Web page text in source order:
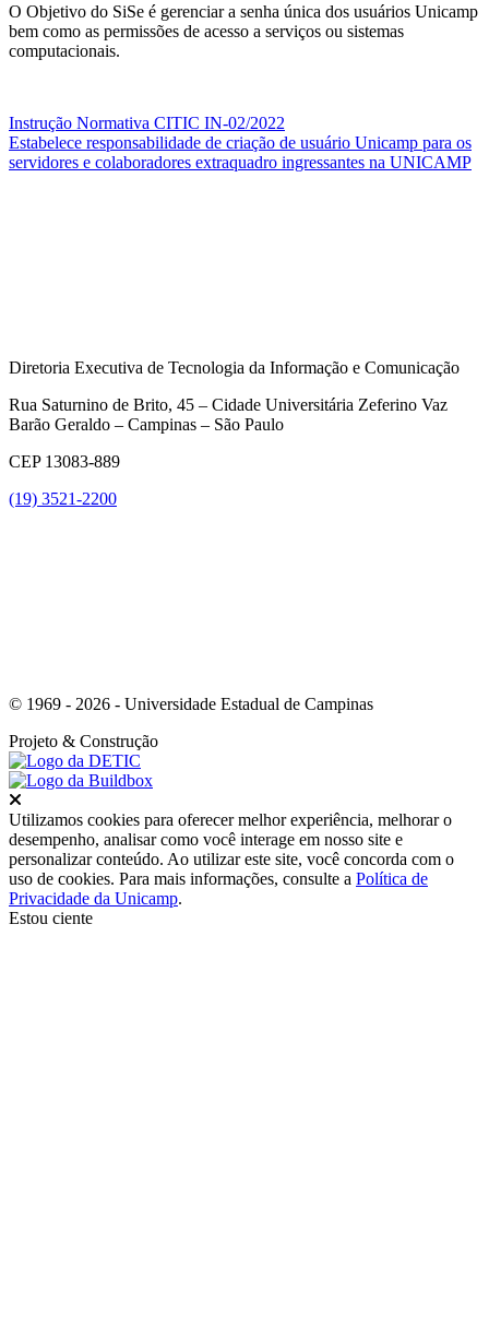
O Objetivo do SiSe é gerenciar a senha única dos usuários Unicamp
bem como as permissões de acesso a serviços ou sistemas
computacionais.
Instrução Normativa CITIC IN-02/2022
Estabelece responsabilidade de criação de usuário Unicamp para os
servidores e colaboradores extraquadro ingressantes na UNICAMP
Diretoria Executiva de Tecnologia da Informação e Comunicação
Rua Saturnino de Brito, 45 – Cidade Universitária Zeferino Vaz
Barão Geraldo – Campinas – São Paulo
CEP 13083-889
(19) 3521-2200
© 1969 - 2026 - Universidade Estadual de Campinas
Projeto & Construção
Utilizamos cookies para oferecer melhor experiência, melhorar o
desempenho, analisar como você interage em nosso site e
personalizar conteúdo. Ao utilizar este site, você concorda com o
uso de cookies. Para mais informações, consulte a Política de
Privacidade da Unicamp.
Estou ciente